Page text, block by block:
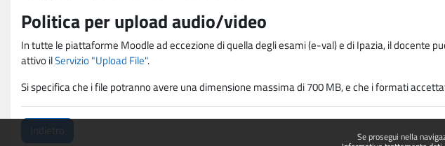
Se prosegui nella
Politica per upload audio/video
In tutte le piattaforme Moodle ad eccezione di quella degli esami (e-val) e di Ipazia, il docente
attivo ilServizio "Upload File".
Si specifica che i file potranno avere una dimensione massima di 700 MB, e che i formati
Indietro